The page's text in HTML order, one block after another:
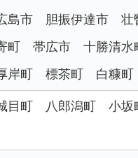
島市
胆振伊達市 壮
町
帯広市 十勝清水
岸町
標茶町 白糠町
目町 八郎潟町 小坂